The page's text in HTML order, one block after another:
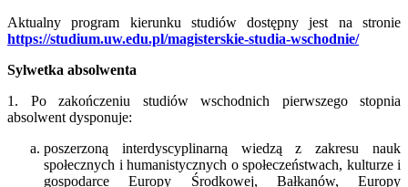
Aktualny program kierunku studiów dostępny jest na stronie
https://studium.uw.edu.pl/magisterskie-studia-wschodnie/
Sylwetka absolwenta
1. Po zakończeniu studiów wschodnich pierwszego stopnia
absolwent dysponuje:
poszerzoną interdyscyplinarną wiedzą z zakresu nauk
społecznych i humanistycznych o społeczeństwach, kulturze i
gospodarce Europy Środkowej, Bałkanów, Europy